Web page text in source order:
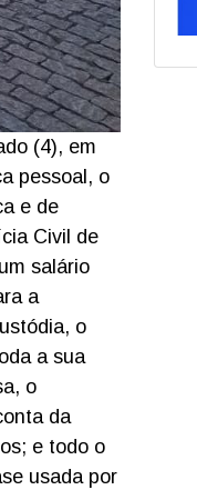
(4), em
pessoal, o
e de
Civil de
salário
a
o
a sua
o
da
e todo o
usada por